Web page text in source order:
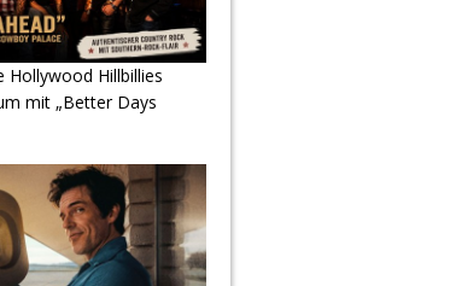
Hollywood Hillbillies
mit „Better Days